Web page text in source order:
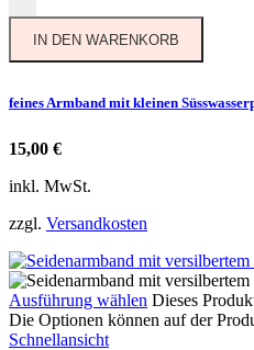
IN DEN WARENKORB
feines Armband mit kleinen
15,00 €
inkl. MwSt.
zzgl. Versandkosten
Ausführung wählen Dieses
Die Optionen können auf der
Schnellansicht